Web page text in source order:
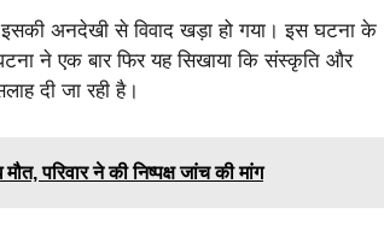
इसकी अनदेखी से विवाद खड़ा हो गया। इस घटना के
ने एक बार फिर यह सिखाया कि संस्कृति और
दी जा रही है।
परिवार ने की निष्पक्ष जांच की मांग